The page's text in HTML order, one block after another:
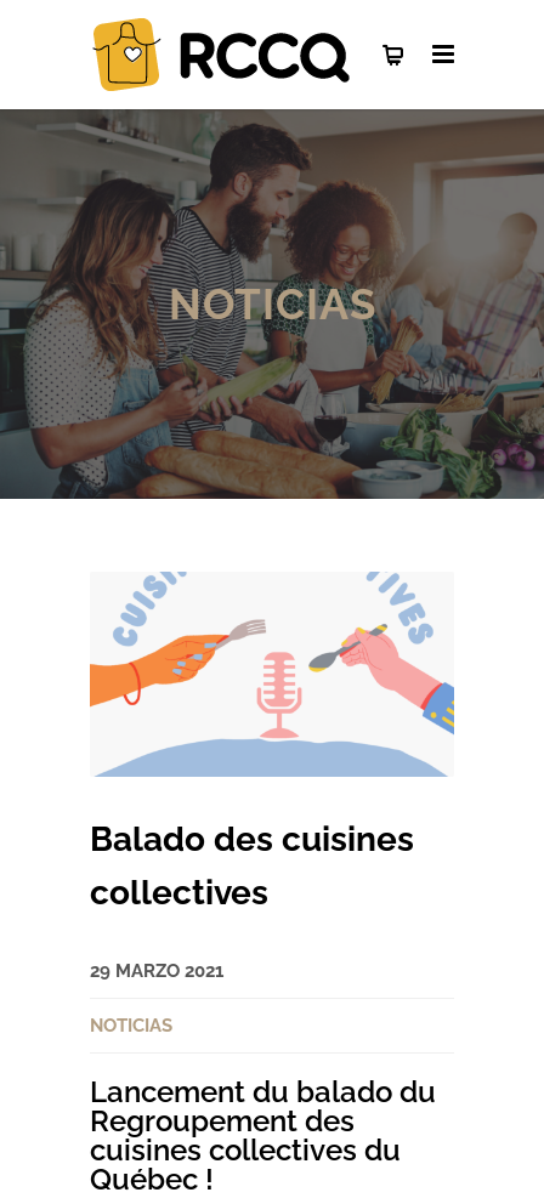
NOTICIAS
Balado des cuisines
collectives
29 MARZO 2021
NOTICIAS
Lancement du balado du
Regroupement des
cuisines collectives du
Québec !